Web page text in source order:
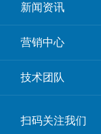
新闻资讯
营销中心
技术团队
扫码关注我们